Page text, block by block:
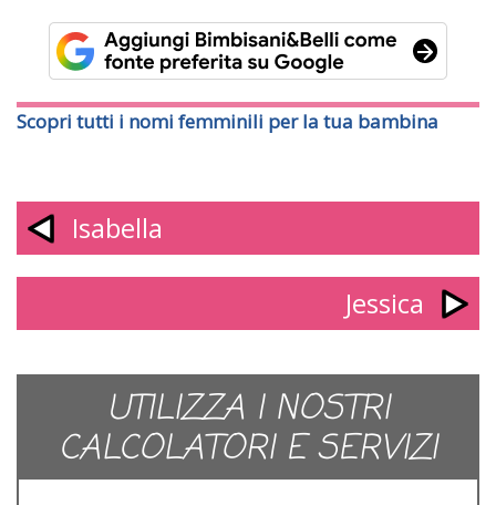
Scopri tutti i nomi femminili per la tua bambina
Isabella
Jessica
UTILIZZA I NOSTRI
CALCOLATORI E SERVIZI